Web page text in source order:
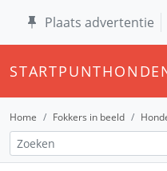
Plaats advertentie
Home Fokkers in beeld